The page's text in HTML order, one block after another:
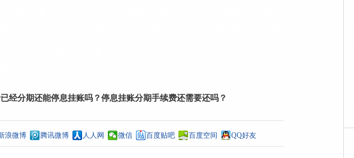
经分期还能停息挂账吗？停息挂账分期手续费还需要还吗？
浪微博 腾讯微博 人人网 微信 百度贴吧 百度空间 QQ好友